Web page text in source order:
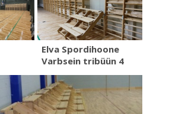
Elva Spordihoone
Varbsein tribüün 4